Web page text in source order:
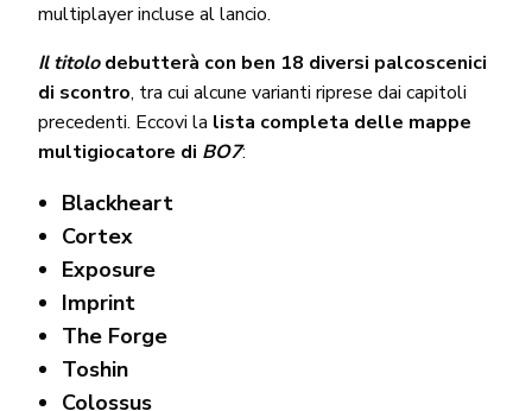
multiplayer incluse al lancio.
Il titolodebutterà con ben 18 diversi palcoscenici
di scontro, tra cui alcune varianti riprese dai capitoli
precedenti. Eccovi la lista completa delle mappe
multigiocatore di BO7:
Blackheart
Cortex
Exposure
Imprint
The Forge
Toshin
Colossus